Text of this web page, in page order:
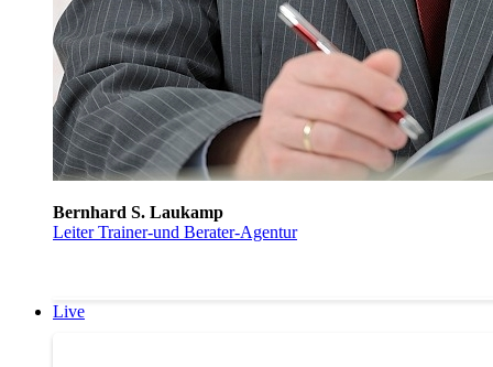
Bernhard S. Laukamp
Leiter Trainer-und Berater-Agentur
Live